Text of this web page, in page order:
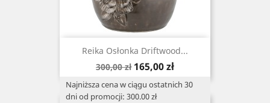
Reika Osłonka Driftwood...
Cena
300,00 zł Cena
165,00 zł
Najniższa cena w ciągu ostatnich 30
dni od promocji: 300.00 zł